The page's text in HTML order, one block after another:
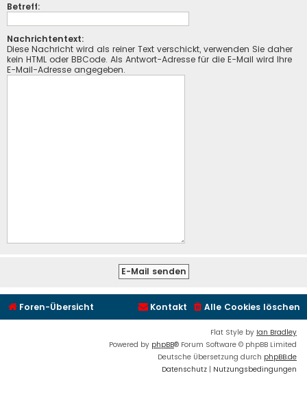
Betreff:
Nachrichtentext:
Diese Nachricht wird als reiner Text verschickt, verwenden Sie daher
kein HTML oder BBCode. Als Antwort-Adresse für die E-Mail wird Ihre
E-Mail-Adresse angegeben.
Foren-Übersicht Alle Cookies löschen
Kontakt
Flat Style by Ian Bradley
Powered by phpBB® Forum Software © phpBB Limited
Deutsche Übersetzung durch phpBB.de
Datenschutz | Nutzungsbedingungen